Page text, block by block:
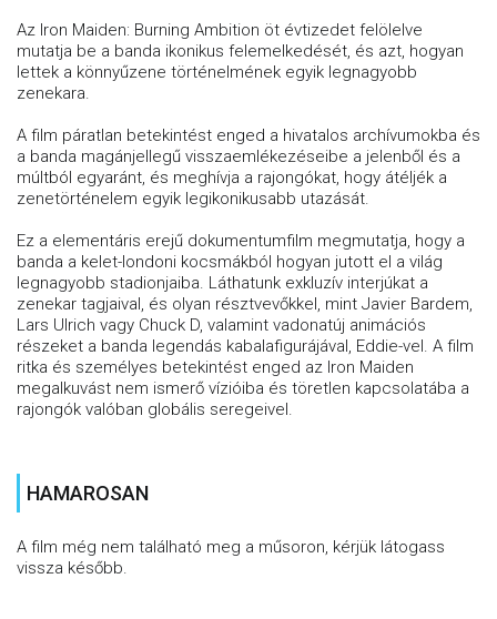
Az Iron Maiden: Burning Ambition öt évtizedet felölelve
mutatja be a banda ikonikus felemelkedését, és azt, hogyan
lettek a könnyűzene történelmének egyik legnagyobb
zenekara.
A film páratlan betekintést enged a hivatalos archívumokba és
a banda magánjellegű visszaemlékezéseibe a jelenből és a
múltból egyaránt, és meghívja a rajongókat, hogy átéljék a
zenetörténelem egyik legikonikusabb utazását.
Ez a elementáris erejű dokumentumfilm megmutatja, hogy a
banda a kelet-londoni kocsmákból hogyan jutott el a világ
legnagyobb stadionjaiba. Láthatunk exkluzív interjúkat a
zenekar tagjaival, és olyan résztvevőkkel, mint Javier Bardem,
Lars Ulrich vagy Chuck D, valamint vadonatúj animációs
részeket a banda legendás kabalafigurájával, Eddie-vel. A film
ritka és személyes betekintést enged az Iron Maiden
megalkuvást nem ismerő vízióiba és töretlen kapcsolatába a
rajongók valóban globális seregeivel.
HAMAROSAN
A film még nem található meg a műsoron, kérjük látogass
vissza később.